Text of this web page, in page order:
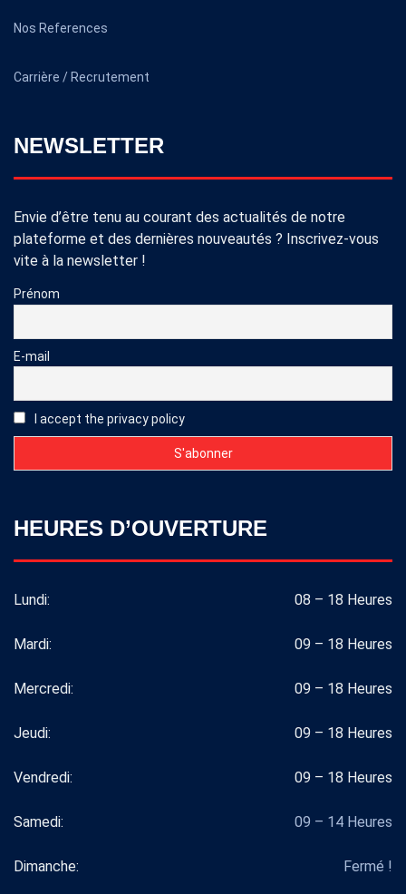
Nos References
Carrière / Recrutement
NEWSLETTER
Envie d’être tenu au courant des actualités de notre
plateforme et des dernières nouveautés ? Inscrivez-vous
vite à la newsletter !
Prénom
E-mail
I accept the privacy policy
HEURES D’OUVERTURE
Lundi: 08 – 18 Heures
Mardi: 09 – 18 Heures
Mercredi: 09 – 18 Heures
Jeudi: 09 – 18 Heures
Vendredi: 09 – 18 Heures
Samedi: 09 – 14 Heures
Dimanche: Fermé !